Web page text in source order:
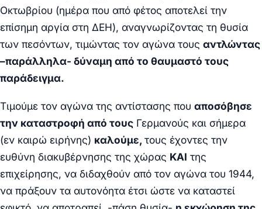
Οκτωβρίου (ημέρα που από φέτος αποτελεί την
επίσημη αργία στη ΔΕΗ), αναγνωρίζοντας τη θυσία
των πεσόντων, τιμώντας τον αγώνα τους αντλώντας
–παράλληλα- δύναμη από το θαυμαστό τους
παράδειγμα.
Τιμούμε τον αγώνα της αντίστασης που αποσόβησε
την καταστροφή από τους Γερμανούς και σήμερα
(εν καιρώ ειρήνης) καλούμε,τους έχοντες την
ευθύνη διακυβέρνησης της χώρας ΚΑΙ της
επιχείρησης, να διδαχθούν από τον αγώνα του 1944,
να πράξουν τα αυτονόητα έτσι ώστε να καταστεί